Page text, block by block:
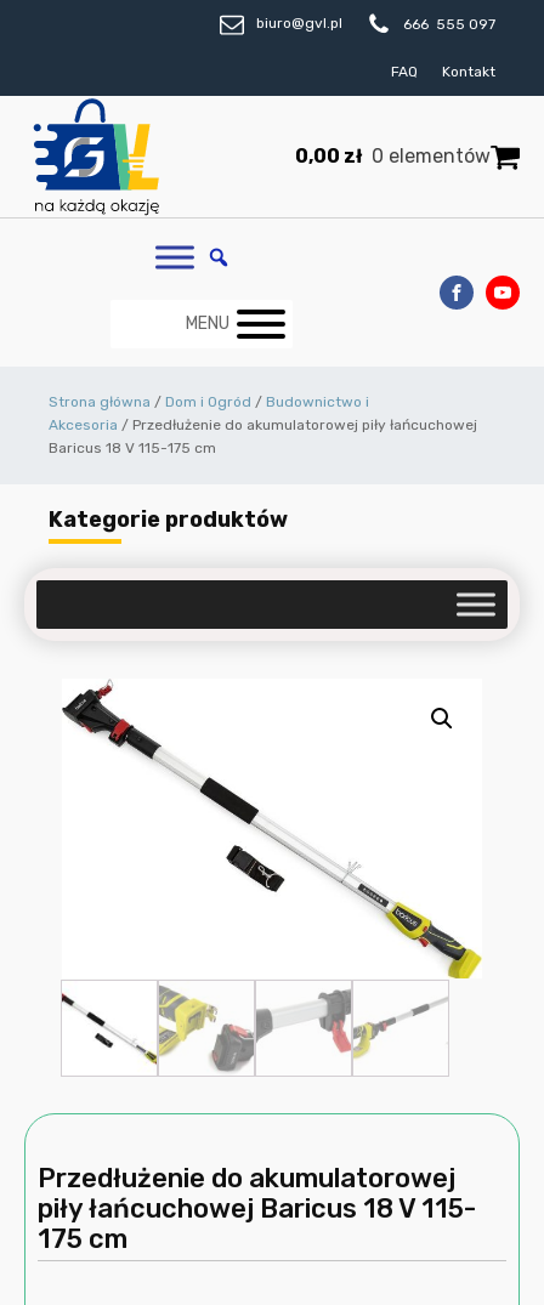
biuro@gvl.pl 666 555 097
FAQ Kontakt
0,00 zł 0 elementów
MENU
Strona główna / Dom i Ogród / Budownictwo i
Akcesoria / Przedłużenie do akumulatorowej piły łańcuchowej
Baricus 18 V 115-175 cm
Kategorie produktów
Przedłużenie do akumulatorowej
piły łańcuchowej Baricus 18 V 115-
175 cm